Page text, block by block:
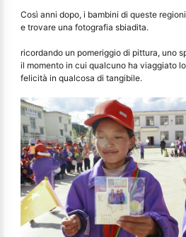
Così anni dopo, i bambini di queste
e trovare una fotografia sbiadita.
ricordando un pomeriggio di pittura, uno
il momento in cui qualcuno ha viaggiato
felicità in qualcosa di tangibile.